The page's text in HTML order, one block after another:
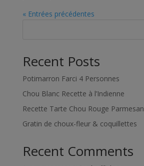
« Entrées précédentes
Recent Posts
Potimarron Farci 4 Personnes
Chou Blanc Recette à l’Indienne
Recette Tarte Chou Rouge Parmesan
Gratin de choux-fleur & coquillettes
Recent Comments